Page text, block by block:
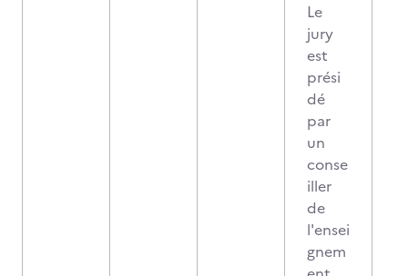
Le
jury
est
prési
dé
par
un
conse
iller
de
l'ensei
gnem